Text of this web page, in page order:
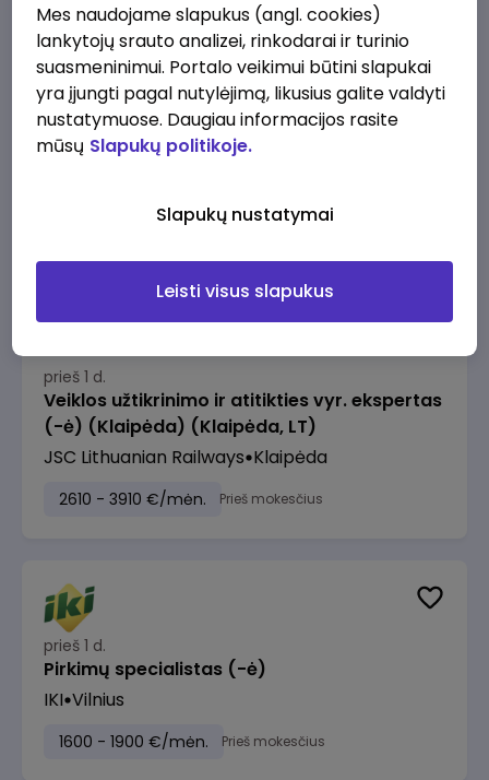
prieš 1 d.
Veiklos užtikrinimo ir atitikties vyr. ekspertas
(-ė) (Kaunas) (Kaunas, LT)
2610 - 3910 €/mėn. Prieš mokesčius
prieš 1 d.
Veiklos užtikrinimo ir atitikties vyr. ekspertas
(-ė) (Klaipėda) (Klaipėda, LT)
JSC Lithuanian Railways Klaipėda
2610 - 3910 €/mėn. Prieš mokesčius
prieš 1 d.
Pirkimų specialistas (-ė)
IKI Vilnius
1600 - 1900 €/mėn. Prieš mokesčius
Mes naudojame slapukus (angl. cookies)
lankytojų srauto analizei, rinkodarai ir turinio
suasmeninimui. Portalo veikimui būtini slapukai
yra įjungti pagal nutylėjimą, likusius galite valdyti
nustatymuose. Daugiau informacijos rasite
mūsų Slapukų politikoje.
Slapukų nustatymai
Leisti visus slapukus